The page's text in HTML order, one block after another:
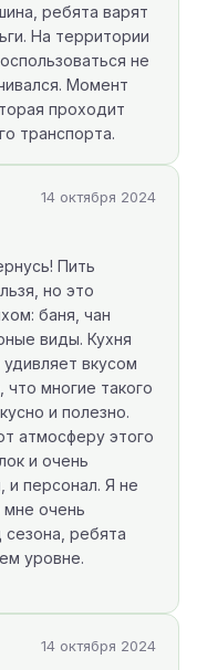
ребята варят
На территории
не
Момент
проходит
транспорта.
14 октября 2024
Пить
но это
баня, чан
виды. Кухня
вкусом
многие такого
и полезно.
атмосферу этого
и очень
и персонал. Я не
мне очень
ребята
уровне.
14 октября 2024